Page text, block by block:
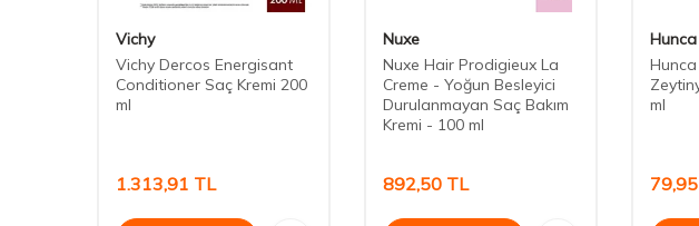
Vichy
Vichy Dercos Energisant
Conditioner Saç Kremi 200
ml
1.313,91 TL
Nuxe
Nuxe Hair Prodigieux La
Creme - Yoğun Besleyici
Durulanmayan Saç Bakım
Kremi - 100 ml
892,50 TL
Hunca
ml
79,95